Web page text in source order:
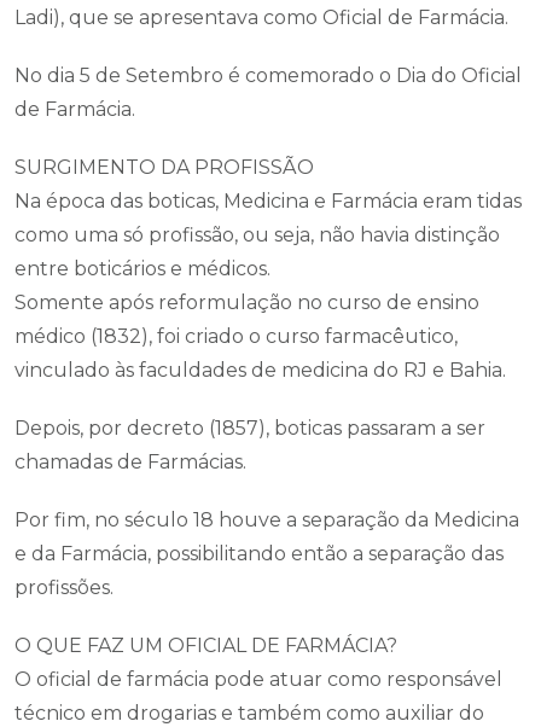
Ladi), que se apresentava como Oficial de Farmácia.
No dia 5 de Setembro é comemorado o Dia do Oficial
de Farmácia.
SURGIMENTO DA PROFISSÃO
Na época das boticas, Medicina e Farmácia eram tidas
como uma só profissão, ou seja, não havia distinção
entre boticários e médicos.
Somente após reformulação no curso de ensino
médico (1832), foi criado o curso farmacêutico,
vinculado às faculdades de medicina do RJ e Bahia.
Depois, por decreto (1857), boticas passaram a ser
chamadas de Farmácias.
Por fim, no século 18 houve a separação da Medicina
e da Farmácia, possibilitando então a separação das
profissões.
O QUE FAZ UM OFICIAL DE FARMÁCIA?
O oficial de farmácia pode atuar como responsável
técnico em drogarias e também como auxiliar do